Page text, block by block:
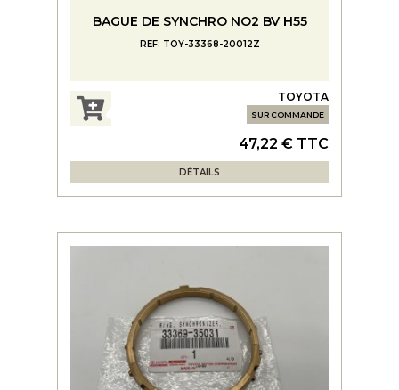
BAGUE DE SYNCHRO NO2 BV H55
REF: TOY-33368-20012Z
TOYOTA
SUR COMMANDE
47,22 € TTC
DÉTAILS